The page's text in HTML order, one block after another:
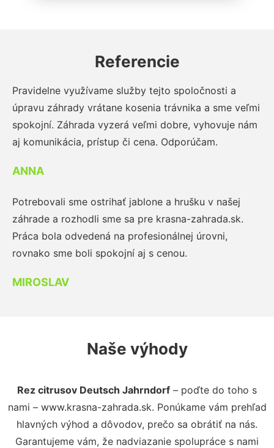
Referencie
Pravidelne využívame služby tejto spoločnosti a
úpravu záhrady vrátane kosenia trávnika a sme veľmi
spokojní. Záhrada vyzerá veľmi dobre, vyhovuje nám
aj komunikácia, prístup či cena. Odporúčam.
ANNA
Potrebovali sme ostrihať jablone a hrušku v našej
záhrade a rozhodli sme sa pre krasna-zahrada.sk.
Práca bola odvedená na profesionálnej úrovni,
rovnako sme boli spokojní aj s cenou.
MIROSLAV
Naše výhody
Rez citrusov Deutsch Jahrndorf – poďte do toho s
nami – www.krasna-zahrada.sk. Ponúkame vám prehľad
hlavných výhod a dôvodov, prečo sa obrátiť na nás.
Garantujeme vám, že nadviazanie spolupráce s nami